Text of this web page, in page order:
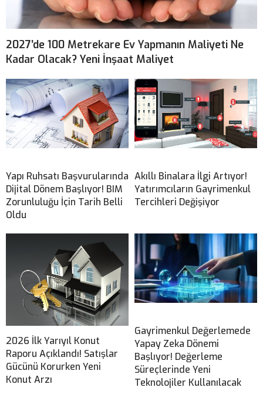
2027’de 100 Metrekare Ev Yapmanın Maliyeti Ne
Kadar Olacak? Yeni İnşaat Maliyet
Yapı Ruhsatı Başvurularında
Dijital Dönem Başlıyor! BIM
Zorunluluğu İçin Tarih Belli
Oldu
Akıllı Binalara İlgi Artıyor!
Yatırımcıların Gayrimenkul
Tercihleri Değişiyor
2026 İlk Yarıyıl Konut
Raporu Açıklandı! Satışlar
Gücünü Korurken Yeni
Konut Arzı
Gayrimenkul Değerlemede
Yapay Zeka Dönemi
Başlıyor! Değerleme
Süreçlerinde Yeni
Teknolojiler Kullanılacak